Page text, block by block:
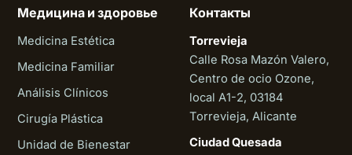
Медицина и здоровье
Medicina Estética
Medicina Familiar
Análisis Clínicos
Cirugía Plástica
Unidad de Bienestar
Контакты
Torrevieja
Calle Rosa Mazón Valero,
Centro de ocio Ozone,
local A1-2, 03184
Torrevieja, Alicante
Ciudad Quesada